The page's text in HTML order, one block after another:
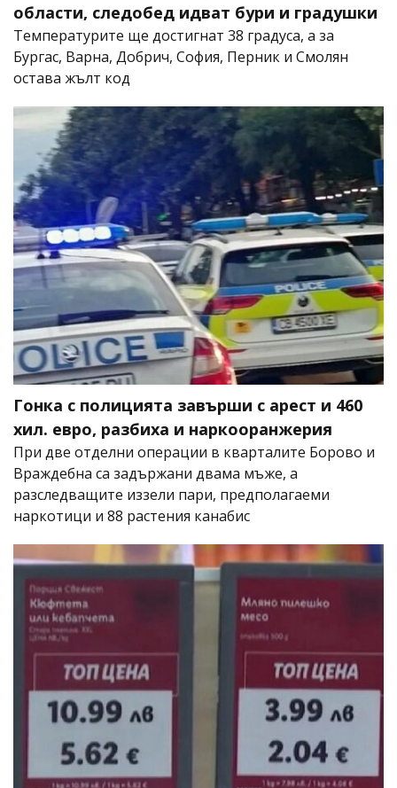
области, следобед идват бури и градушки
Температурите ще достигнат 38 градуса, а за
Бургас, Варна, Добрич, София, Перник и Смолян
остава жълт код
Гонка с полицията завърши с арест и 460
хил. евро, разбиха и наркооранжерия
При две отделни операции в кварталите Борово и
Враждебна са задържани двама мъже, а
разследващите иззели пари, предполагаеми
наркотици и 88 растения канабис